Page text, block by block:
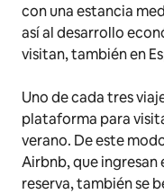
con una estancia
así al desarrollo
visitan, también en
Uno de cada tres
plataforma para
verano. De este
Airbnb, que ingresan
reserva, también se